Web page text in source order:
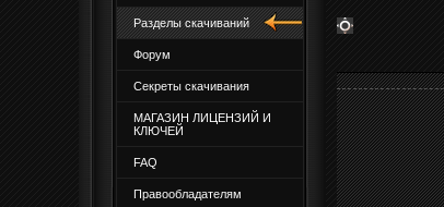
Разделы скачиваний
Форум
Секреты скачивания
МАГАЗИН ЛИЦЕНЗИЙ И
КЛЮЧЕЙ
FAQ
Правообладателям